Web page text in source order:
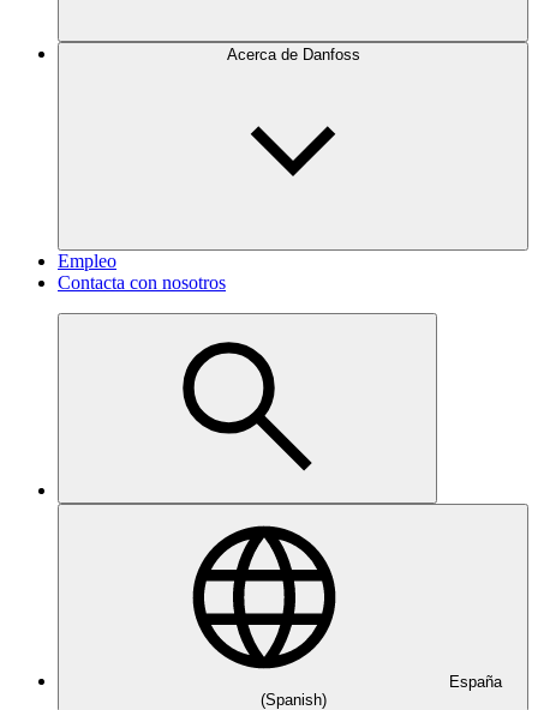
Acerca de Danfoss
Empleo
Contacta con nosotros
España
(Spanish)